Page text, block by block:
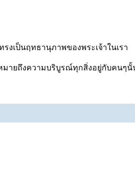
ป็นฤทธานุภาพของพระเจ้าในเรา
ายถึงความบริบูรณ์ทุกสิ่งอยู่กับคนๆนั้